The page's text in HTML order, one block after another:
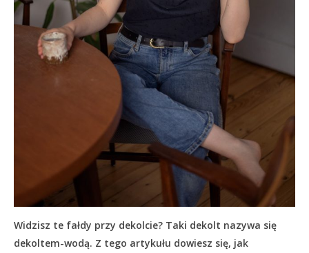
Widzisz te fałdy przy dekolcie? Taki dekolt nazywa się
dekoltem-wodą. Z tego artykułu dowiesz się, jak